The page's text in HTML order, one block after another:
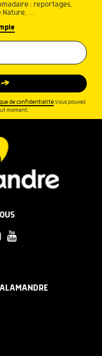
: reportages,
Nature, …
de confidentialité.Vous pouvez
moment.